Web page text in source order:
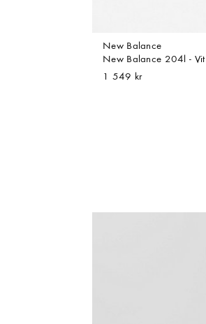
New Balance
New Balance 204l - Vit
1 549 kr